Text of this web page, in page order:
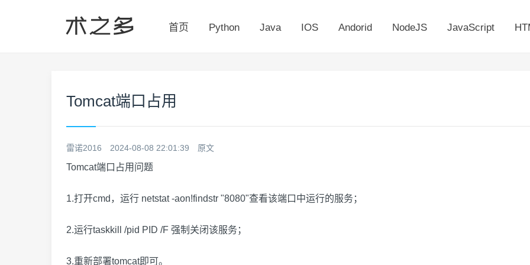
首页 Python Java IOS Andorid NodeJS JavaScript
Tomcat端口占用
雷诺2016 2024-08-08 22:01:39 原文
Tomcat端口占用问题
1.打开cmd，运行 netstat -aon!findstr "8080"查看该端口中运行的服务；
2.运行taskkill /pid PID /F 强制关闭该服务；
3.重新部署tomcat即可。